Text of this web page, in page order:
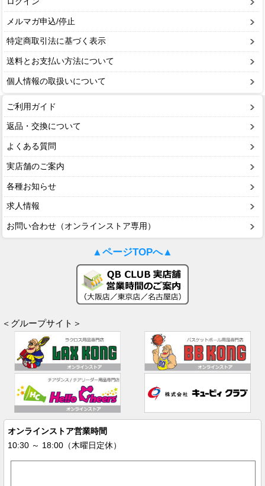
メルマガ申込/停止
特定商取引法に基づく表示
送料とお支払い方法について
個人情報の取扱いについて
ご利用ガイド
返品・交換について
よくある質問
実店舗のご案内
各種お知らせ
求人情報
お問い合わせ（オンラインストア専用）
▲ページTOPへ▲
＜グループサイト＞
オンラインストア営業時間
10:30 ～ 18:00（木曜日定休）